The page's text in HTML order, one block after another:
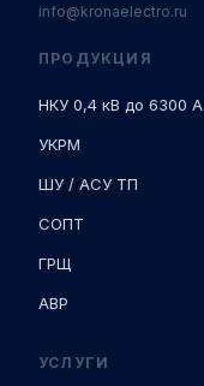
info@kronaelectro.ru
ПРОДУКЦИЯ
НКУ 0,4 кВ до 6300 А
УКРМ
ШУ / АСУ ТП
СОПТ
ГРЩ
АВР
УСЛУГИ